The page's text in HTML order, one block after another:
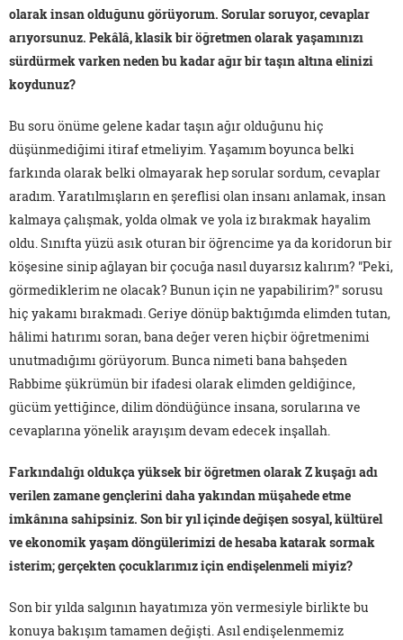
olarak insan olduğunu görüyorum. Sorular soruyor, cevaplar
arıyorsunuz. Pekâlâ, klasik bir öğretmen olarak yaşamınızı
sürdürmek varken neden bu kadar ağır bir taşın altına elinizi
koydunuz?
Bu soru önüme gelene kadar taşın ağır olduğunu hiç
düşünmediğimi itiraf etmeliyim. Yaşamım boyunca belki
farkında olarak belki olmayarak hep sorular sordum, cevaplar
aradım. Yaratılmışların en şereflisi olan insanı anlamak, insan
kalmaya çalışmak, yolda olmak ve yola iz bırakmak hayalim
oldu. Sınıfta yüzü asık oturan bir öğrencime ya da koridorun bir
köşesine sinip ağlayan bir çocuğa nasıl duyarsız kalırım? "Peki,
görmediklerim ne olacak? Bunun için ne yapabilirim?" sorusu
hiç yakamı bırakmadı. Geriye dönüp baktığımda elimden tutan,
hâlimi hatırımı soran, bana değer veren hiçbir öğretmenimi
unutmadığımı görüyorum. Bunca nimeti bana bahşeden
Rabbime şükrümün bir ifadesi olarak elimden geldiğince,
gücüm yettiğince, dilim döndüğünce insana, sorularına ve
cevaplarına yönelik arayışım devam edecek inşallah.
Farkındalığı oldukça yüksek bir öğretmen olarak Z kuşağı adı
verilen zamane gençlerini daha yakından müşahede etme
imkânına sahipsiniz. Son bir yıl içinde değişen sosyal, kültürel
ve ekonomik yaşam döngülerimizi de hesaba katarak sormak
isterim; gerçekten çocuklarımız için endişelenmeli miyiz?
Son bir yılda salgının hayatımıza yön vermesiyle birlikte bu
konuya bakışım tamamen değişti. Asıl endişelenmemiz